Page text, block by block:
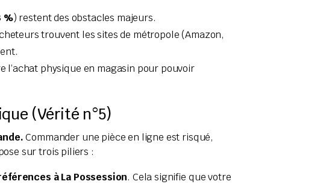
%) restent des obstacles majeurs.
trouvent les sites de métropole (Amazon,
l’achat physique en magasin pour pouvoir
(Vérité n°5)
Commander une pièce en ligne est risqué,
sur trois piliers :
à La Possession. Cela signifie que votre